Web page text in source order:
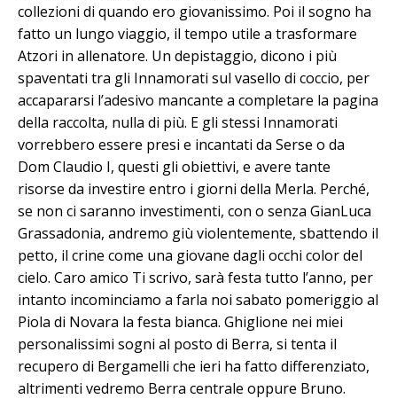
collezioni di quando ero giovanissimo. Poi il sogno ha
fatto un lungo viaggio, il tempo utile a trasformare
Atzori in allenatore. Un depistaggio, dicono i più
spaventati tra gli Innamorati sul vasello di coccio, per
accapararsi l’adesivo mancante a completare la pagina
della raccolta, nulla di più. E gli stessi Innamorati
vorrebbero essere presi e incantati da Serse o da
Dom Claudio I, questi gli obiettivi, e avere tante
risorse da investire entro i giorni della Merla. Perché,
se non ci saranno investimenti, con o senza GianLuca
Grassadonia, andremo giù violentemente, sbattendo il
petto, il crine come una giovane dagli occhi color del
cielo. Caro amico Ti scrivo, sarà festa tutto l’anno, per
intanto incominciamo a farla noi sabato pomeriggio al
Piola di Novara la festa bianca. Ghiglione nei miei
personalissimi sogni al posto di Berra, si tenta il
recupero di Bergamelli che ieri ha fatto differenziato,
altrimenti vedremo Berra centrale oppure Bruno.